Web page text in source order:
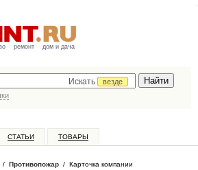
ремонт дом и дача
Искать
везде
СТАТЬИ ТОВАРЫ
/ Противопожар / Карточка компании